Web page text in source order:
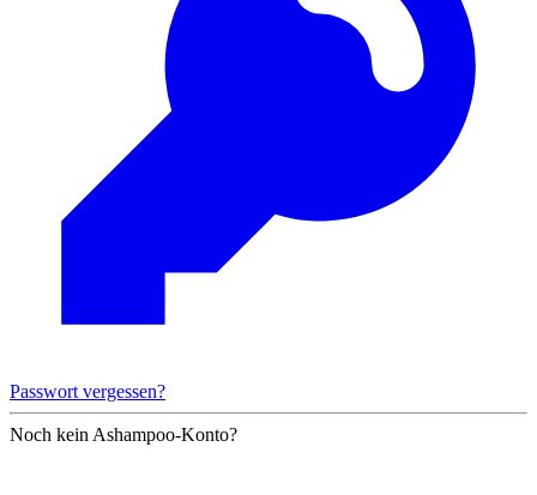
Passwort vergessen?
Noch kein Ashampoo-Konto?